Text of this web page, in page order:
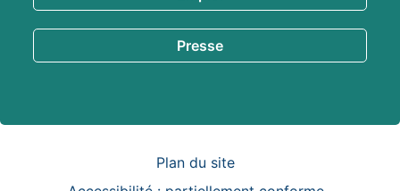
Presse
Plan du site